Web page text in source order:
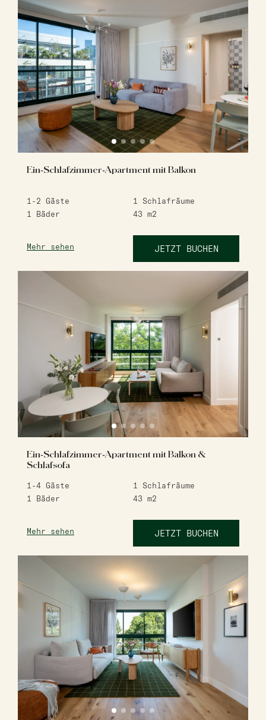
Ein-Schlafzimmer-Apartment mit Balkon
1-2 Gäste 1
Schlafräume
1
Bäder 43 m2
Mehr sehen JETZT BUCHEN
Ein-Schlafzimmer-Apartment mit Balkon &
Schlafsofa
1-4 Gäste 1
Schlafräume
1
Bäder 43 m2
Mehr sehen JETZT BUCHEN